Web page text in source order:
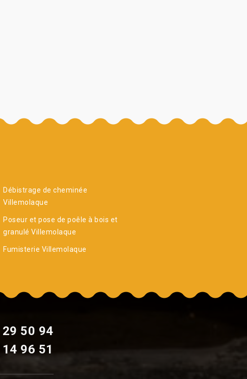
Débistrage de cheminée
Villemolaque
Poseur et pose de poêle à bois et
granulé Villemolaque
Fumisterie Villemolaque
50 94
96 51